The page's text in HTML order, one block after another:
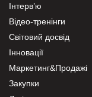
Інтерв’ю
Відео-тренінги
Світовий досвід
Інновації
Маркетинг&Продажі
Закупки